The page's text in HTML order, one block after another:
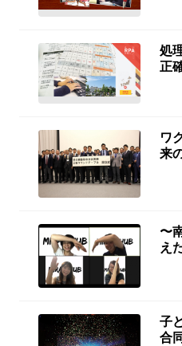
処
正
ワ
来
ー
〜
え
地
子
合